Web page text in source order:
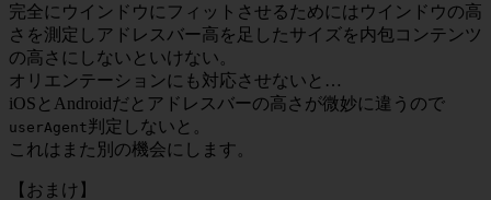
完全にウインドウにフィットさせるためにはウインドウの高
さを測定しアドレスバー高を足したサイズを内包コンテンツ
の高さにしないといけない。
オリエンテーションにも対応させないと…
iOSとAndroidだとアドレスバーの高さが微妙に違うので
userAgent判定しないと。
これはまた別の機会にします。
【おまけ】